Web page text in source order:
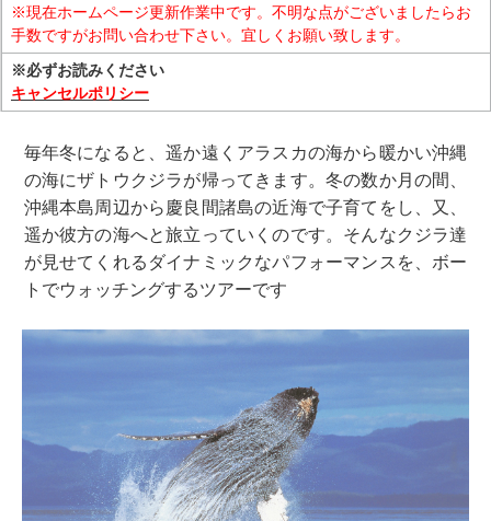
※現在ホームページ更新作業中です。不明な点がございましたらお
手数ですがお問い合わせ下さい。宜しくお願い致します。
※必ずお読みください
キャンセルポリシー
毎年冬になると、遥か遠くアラスカの海から暖かい沖縄
の海にザトウクジラが帰ってきます。冬の数か月の間、
沖縄本島周辺から慶良間諸島の近海で子育てをし、又、
遥か彼方の海へと旅立っていくのです。そんなクジラ達
が見せてくれるダイナミックなパフォーマンスを、ボー
トでウォッチングするツアーです